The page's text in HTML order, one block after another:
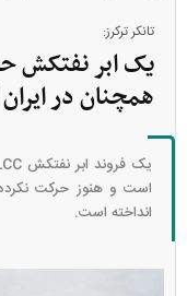
تانکر ترکرز:
همچنان در
است و هنوز حرکت
انداخته است.